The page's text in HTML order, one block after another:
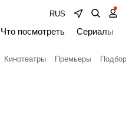
RUS
Что посмотреть Сериалы
Кинотеатры Премьеры